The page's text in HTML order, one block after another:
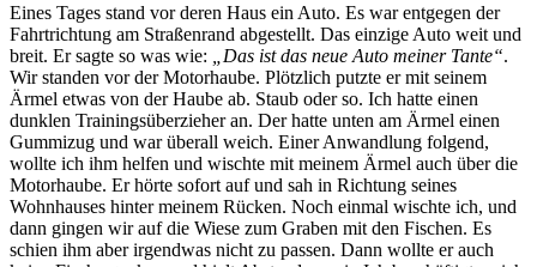
Eines Tages stand vor deren Haus ein Auto. Es war entgegen der
Fahrtrichtung am Straßenrand abgestellt. Das einzige Auto weit und
breit. Er sagte so was wie:
„Das ist das neue Auto meiner Tante“.
Wir standen vor der Motorhaube. Plötzlich putzte er mit seinem
Ärmel etwas von der Haube ab. Staub oder so. Ich hatte einen
dunklen Trainingsüberzieher an. Der hatte unten am Ärmel einen
Gummizug und war überall weich. Einer Anwandlung folgend,
wollte ich ihm helfen und wischte mit meinem Ärmel auch über die
Motorhaube. Er hörte sofort auf und sah in Richtung seines
Wohnhauses hinter meinem Rücken. Noch einmal wischte ich, und
dann gingen wir auf die Wiese zum Graben mit den Fischen. Es
schien ihm aber irgendwas nicht zu passen. Dann wollte er auch